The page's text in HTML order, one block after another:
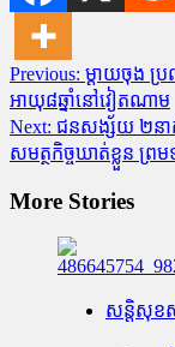
Post
navigation
Previous: ម្ដាយចុង ប្
អាយុ៨ឆ្នាំនៅវៀតណាម
Next: ជនសង្ស័យ ២នា
សមត្ថកិច្ចឃាត់ខ្លួន ព្
More Stories
សន្តិសុខ